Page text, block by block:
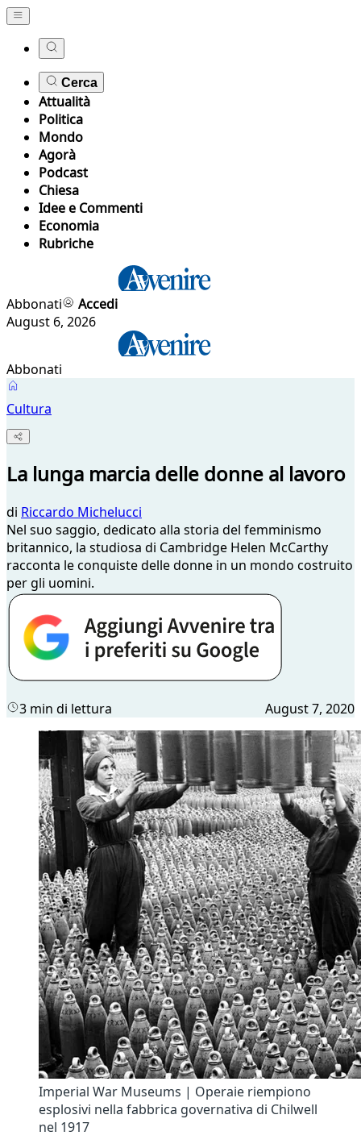
Cerca
Attualità
Politica
Mondo
Agorà
Podcast
Chiesa
Idee e Commenti
Economia
Rubriche
Abbonati
Accedi
August 6, 2026
Abbonati
Cultura
La lunga marcia delle donne al lavoro
di Riccardo Michelucci
Nel suo saggio, dedicato alla storia del femminismo
britannico, la studiosa di Cambridge Helen McCarthy
racconta le conquiste delle donne in un mondo costruito
per gli uomini.
3 min di lettura August 7, 2020
Imperial War Museums | Operaie riempiono
esplosivi nella fabbrica governativa di Chilwell
nel 1917